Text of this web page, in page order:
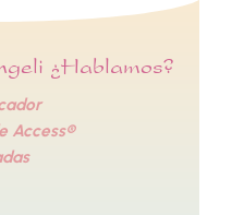
¿Hablamos?
Access®